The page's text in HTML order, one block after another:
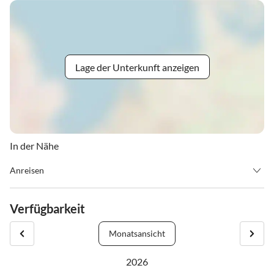
Lage der Unterkunft anzeigen
In der Nähe
Anreisen
Niederndorf - Walchsee - Kössen - Waidring - Fieberbrunn -
Leogang
Verfügbarkeit
Monatsansicht
2026